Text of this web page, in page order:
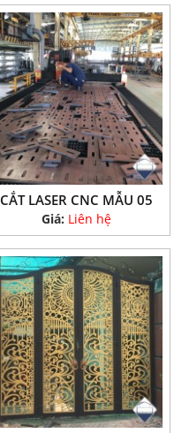
CẮT LASER CNC MẪU 05
Giá: Liên hệ